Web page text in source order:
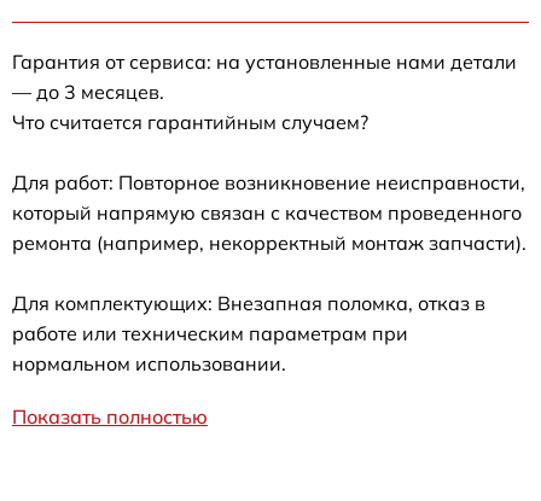
Гарантия от сервиса: на установленные нами детали
— до 3 месяцев.
Что считается гарантийным случаем?
Для работ: Повторное возникновение неисправности,
который напрямую связан с качеством проведенного
ремонта (например, некорректный монтаж запчасти).
Для комплектующих: Внезапная поломка, отказ в
работе или техническим параметрам при
нормальном использовании.
Показать полностью